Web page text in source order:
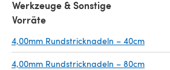
Werkzeuge & Sonstige
Vorräte
4,00mm Rundstricknadeln – 40cm
4,00mm Rundstricknadeln – 80cm